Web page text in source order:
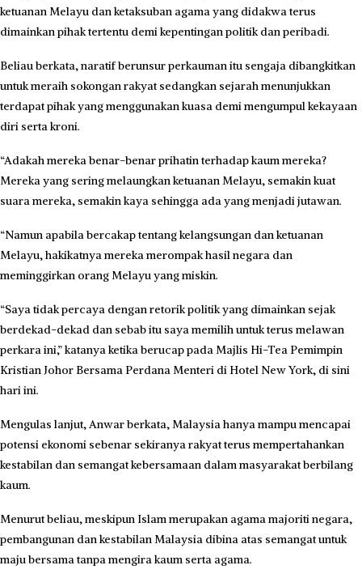
ketuanan Melayu dan ketaksuban agama yang didakwa terus
dimainkan pihak tertentu demi kepentingan politik dan peribadi.
Beliau berkata, naratif berunsur perkauman itu sengaja dibangkitkan
untuk meraih sokongan rakyat sedangkan sejarah menunjukkan
terdapat pihak yang menggunakan kuasa demi mengumpul kekayaan
diri serta kroni.
“Adakah mereka benar-benar prihatin terhadap kaum mereka?
Mereka yang sering melaungkan ketuanan Melayu, semakin kuat
suara mereka, semakin kaya sehingga ada yang menjadi jutawan.
“Namun apabila bercakap tentang kelangsungan dan ketuanan
Melayu, hakikatnya mereka merompak hasil negara dan
meminggirkan orang Melayu yang miskin.
“Saya tidak percaya dengan retorik politik yang dimainkan sejak
berdekad-dekad dan sebab itu saya memilih untuk terus melawan
perkara ini,” katanya ketika berucap pada Majlis Hi-Tea Pemimpin
Kristian Johor Bersama Perdana Menteri di Hotel New York, di sini
hari ini.
Mengulas lanjut, Anwar berkata, Malaysia hanya mampu mencapai
potensi ekonomi sebenar sekiranya rakyat terus mempertahankan
kestabilan dan semangat kebersamaan dalam masyarakat berbilang
kaum.
Menurut beliau, meskipun Islam merupakan agama majoriti negara,
pembangunan dan kestabilan Malaysia dibina atas semangat untuk
maju bersama tanpa mengira kaum serta agama.